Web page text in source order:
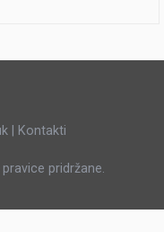
Kontakti
pridržane.